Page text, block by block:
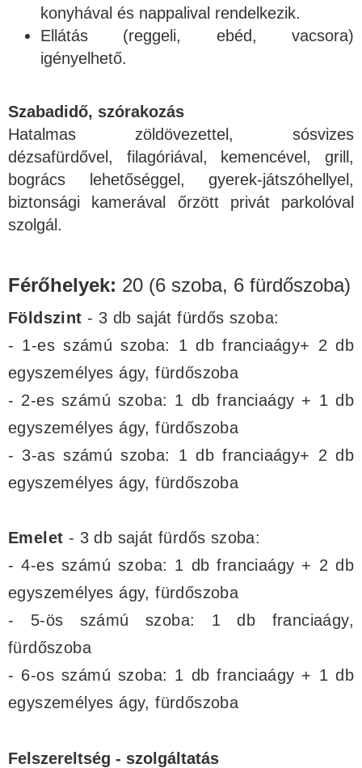
konyhával és nappalival rendelkezik.
Ellátás (reggeli, ebéd, vacsora)
igényelhető.
Szabadidő, szórakozás
Hatalmas zöldövezettel, sósvizes
dézsafürdővel, filagóriával, kemencével, grill,
bogrács lehetőséggel, gyerek-játszóhellyel,
biztonsági kamerával őrzött privát parkolóval
szolgál.
Férőhelyek: 20 (6 szoba, 6 fürdőszoba)
Földszint - 3 db saját fürdős szoba:
- 1-es számú szoba: 1 db franciaágy+ 2 db
egyszemélyes ágy, fürdőszoba
- 2-es számú szoba: 1 db franciaágy + 1 db
egyszemélyes ágy, fürdőszoba
- 3-as számú szoba: 1 db franciaágy+ 2 db
egyszemélyes ágy, fürdőszoba
Emelet - 3 db saját fürdős szoba:
- 4-es számú szoba: 1 db franciaágy + 2 db
egyszemélyes ágy, fürdőszoba
- 5-ös számú szoba: 1 db franciaágy,
fürdőszoba
- 6-os számú szoba: 1 db franciaágy + 1 db
egyszemélyes ágy, fürdőszoba
Felszereltség - szolgáltatás